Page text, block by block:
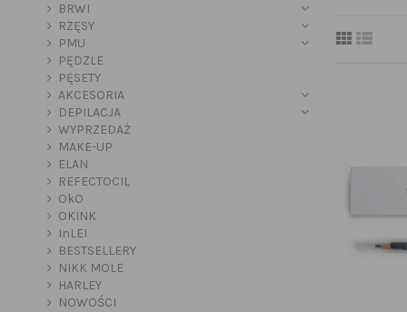
BRWI
RZĘSY
PMU
PĘDZLE
PĘSETY
AKCESORIA
DEPILACJA
WYPRZEDAŻ
MAKE-UP
ELAN
REFECTOCIL
OkO
OKINK
InLEI
BESTSELLERY
NIKK MOLE
HARLEY
NOWOŚCI